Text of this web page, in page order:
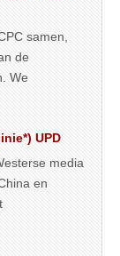
samen,
de
We
UPD
media
en